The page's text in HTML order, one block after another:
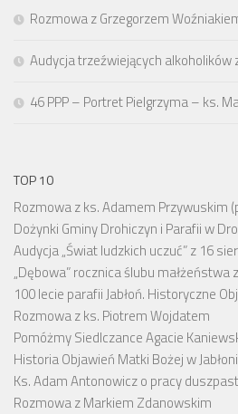
Rozmowa z Grzegorzem
Audycja trzeźwiejących alkoholików
46 PPP – Portret Pielgrzyma – ks.
TOP 10
Rozmowa z ks. Adamem Przywuskim
Dożynki Gminy Drohiczyn i Parafii w
Audycja „Świat ludzkich uczuć” z 16
„Dębowa” rocznica ślubu małżeństwa
100 lecie parafii Jabłoń. Historyczne
Rozmowa z ks. Piotrem Wojdatem
Pomóżmy Siedlczance Agacie
Historia Objawień Matki Bożej w
Ks. Adam Antonowicz o pracy
Rozmowa z Markiem Zdanowskim